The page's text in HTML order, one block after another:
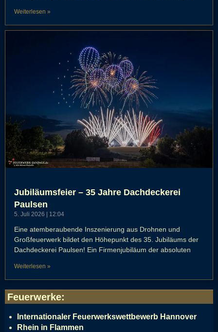
Weiterlesen »
Jubiläumsfeier – 35 Jahre Dachdeckerei
Paulsen
5. Juli 2026 12:04
Eine atemberaubende Inszenierung aus Drohnen und
Großfeuerwerk bildet den Höhepunkt des 35. Jubiläums der
Dachdeckerei Paulsen! Ein Firmenjubiläum der absoluten
Weiterlesen »
Feuerwerke:
Internationaler Feuerwerkswettbewerb Hannover
Rhein in Flammen